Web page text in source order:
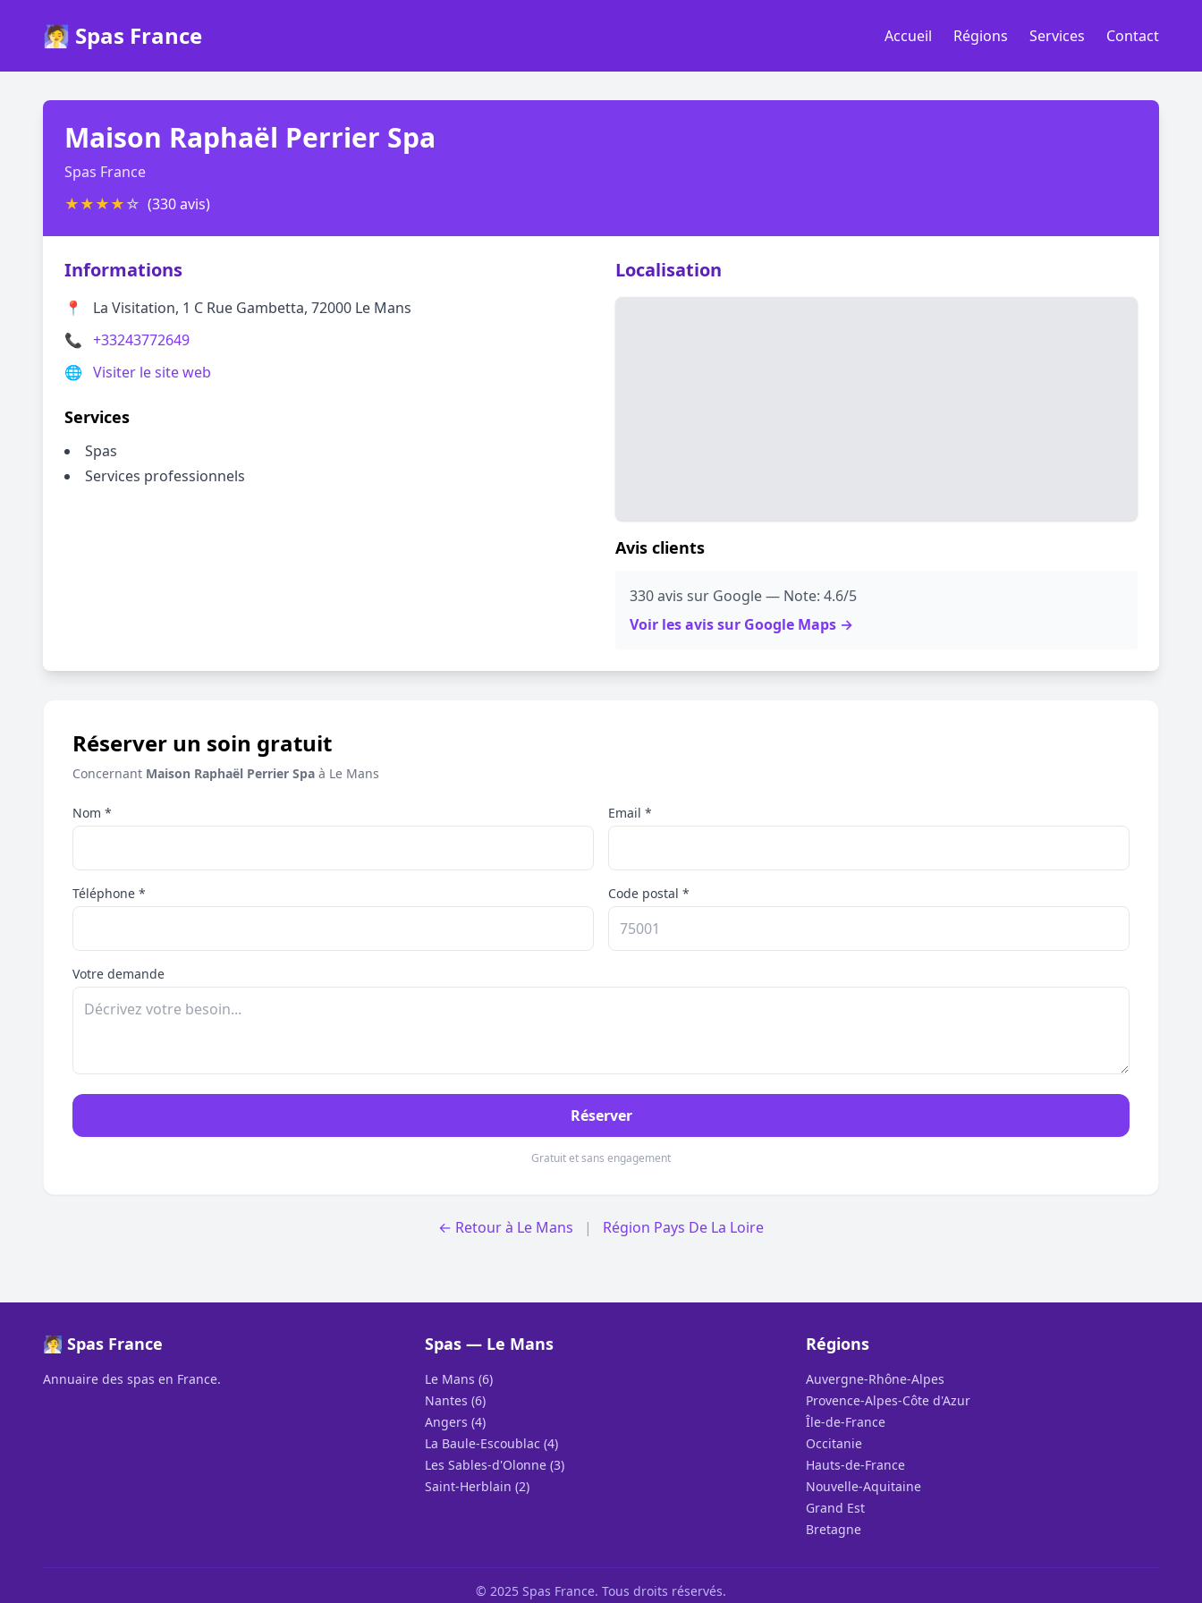
🧖 Spas France Accueil Régions Services Contact
Maison Raphaël Perrier Spa
Spas France
★★★★☆ (330 avis)
Informations
📍
La Visitation, 1 C Rue Gambetta, 72000 Le Mans
📞 +33243772649
🌐 Visiter le site web
Services
Spas
Services professionnels
Localisation
Avis clients
330 avis sur Google — Note: 4.6/5
Voir les avis sur Google Maps →
Réserver un soin gratuit
Concernant Maison Raphaël Perrier Spa à Le Mans
Nom * Email *
Téléphone * Code postal *
Votre demande
Réserver
Gratuit et sans engagement
← Retour à Le Mans | Région Pays De La Loire
🧖 Spas France
Annuaire des spas en France.
Spas — Le Mans
Le Mans (6)
Nantes (6)
Angers (4)
La Baule-Escoublac (4)
Les Sables-d'Olonne (3)
Saint-Herblain (2)
Régions
Auvergne-Rhône-Alpes
Provence-Alpes-Côte d'Azur
Île-de-France
Occitanie
Hauts-de-France
Nouvelle-Aquitaine
Grand Est
Bretagne
© 2025 Spas France. Tous droits réservés.